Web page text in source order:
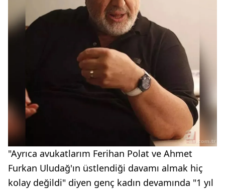
"Ayrıca avukatlarım Ferihan Polat ve Ahmet
Furkan Uludağ'ın üstlendiği davamı almak hiç
kolay değildi" diyen genç kadın devamında "1 yıl